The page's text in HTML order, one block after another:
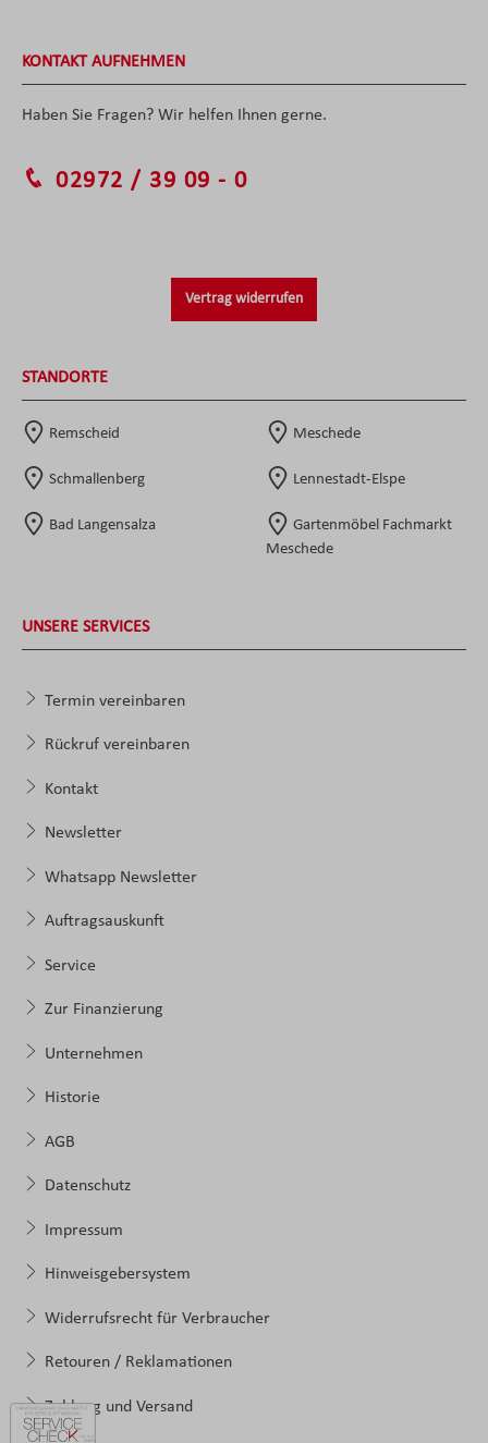
KONTAKT AUFNEHMEN
Haben Sie Fragen? Wir helfen Ihnen gerne.
02972 / 39 09 - 0
Vertrag widerrufen
STANDORTE
Remscheid Meschede
Schmallenberg Lennestadt-Elspe
Bad Langensalza
Gartenmöbel Fachmarkt
Meschede
UNSERE SERVICES
Termin vereinbaren
Rückruf vereinbaren
Kontakt
Newsletter
Whatsapp Newsletter
Auftragsauskunft
Service
Zur Finanzierung
Unternehmen
Historie
AGB
Datenschutz
Impressum
Hinweisgebersystem
Widerrufsrecht für Verbraucher
Retouren / Reklamationen
Zahlung und Versand